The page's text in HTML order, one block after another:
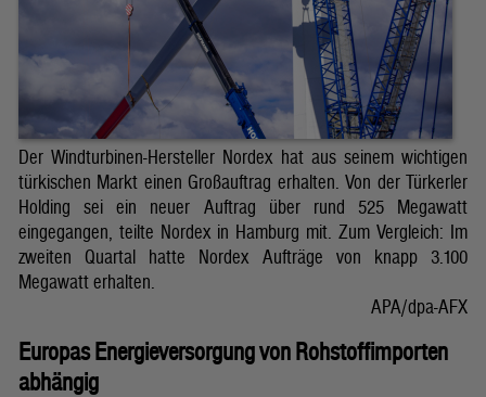
Der Windturbinen-Hersteller Nordex hat aus seinem wichtigen
türkischen Markt einen Großauftrag erhalten. Von der Türkerler
Holding sei ein neuer Auftrag über rund 525 Megawatt
eingegangen, teilte Nordex in Hamburg mit. Zum Vergleich: Im
zweiten Quartal hatte Nordex Aufträge von knapp 3.100
Megawatt erhalten.
APA/dpa-AFX
Europas Energieversorgung von Rohstoffimporten
abhängig